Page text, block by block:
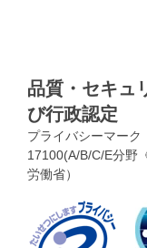
品質・セキュ
び行政認定
プライバシーマー
17100(A/B/C/E分野
労働省）